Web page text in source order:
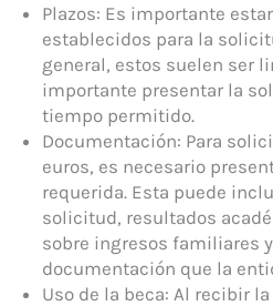
Plazos: Es importante
establecidos para la
general, estos suelen ser
importante presentar la
tiempo permitido.
Documentación: Para
euros, es necesario
requerida. Esta puede
solicitud, resultados
sobre ingresos familiares
documentación que la
Uso de la beca: Al recibir